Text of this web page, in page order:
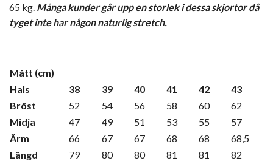
65 kg. Många kunder går upp en storlek i dessa skjortor då
tyget inte har någon naturlig stretch.
Mått (cm)
Hals
38 39 40 41 42
43
Bröst
52 54 56 58 60
62
Midja
47 49 51 53 55
57
Ärm
66 67 67 68 68
68,5
Längd
79 80 80 81 81
82